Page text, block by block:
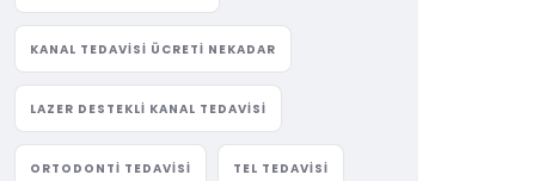
KANAL TEDAVISI ÜCRETI NEKADAR
LAZER DESTEKLI KANAL TEDAVISI
ORTODONTI TEDAVISI TEL TEDAVISI